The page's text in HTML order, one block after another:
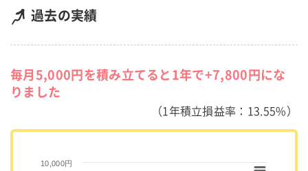
過去の実績
毎月5,000円を積み立てると1年で+7,800円にな
りました
（1年積立損益率：13.55%）
10,000円